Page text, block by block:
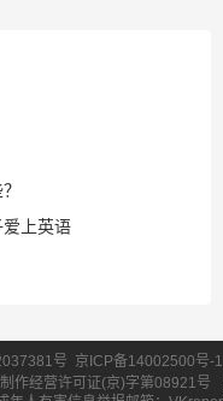
上英语
号 京ICP备14002500号-1
作经营许可证(京)字第08921号